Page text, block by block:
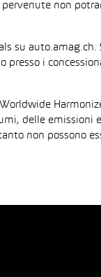
non
su
i
delle emissioni
non possono